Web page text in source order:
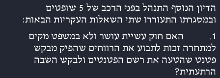
הדיון הנוסף התנהל בפני הרכב של 5 שופטים
ובמסגרתו התעוררו שתי השאלות העקריות הבאות:
1. האם חוק עשיית עושר ולא במשפט מקים
למתחרה זכות לתבוע את הרווחים שהפיק מבקש
פטנט שהטעה את רשם הפטנטים ולבקש השבה
הרתעתית?